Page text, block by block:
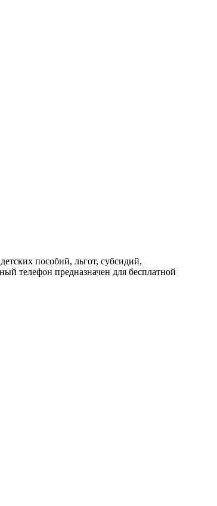
пособий, льгот, субсидий,
телефон предназначен для бесплатной